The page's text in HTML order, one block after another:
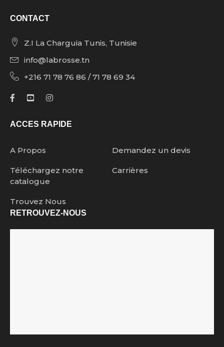
CONTACT
Z.I La Charguia Tunis, Tunisie
info@labrosse.tn
+216 71 78 76 86 / 71 78 69 34
ACCES RAPIDE
A Propos Demandez un devis
Téléchargez notre
catalogue
Carrières
Trouvez Nous
RETROUVEZ-NOUS